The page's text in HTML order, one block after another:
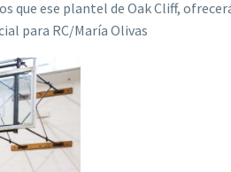
que ese plantel de Oak Cliff,
para RC/María Olivas